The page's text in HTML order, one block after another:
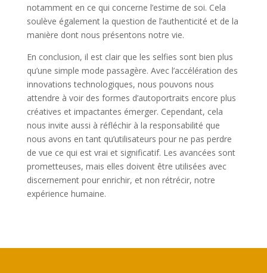
notamment en ce qui concerne l’estime de soi. Cela
soulève également la question de l’authenticité et de la
manière dont nous présentons notre vie.
En conclusion, il est clair que les selfies sont bien plus
qu’une simple mode passagère. Avec l’accélération des
innovations technologiques, nous pouvons nous
attendre à voir des formes d’autoportraits encore plus
créatives et impactantes émerger. Cependant, cela
nous invite aussi à réfléchir à la responsabilité que
nous avons en tant qu’utilisateurs pour ne pas perdre
de vue ce qui est vrai et significatif. Les avancées sont
prometteuses, mais elles doivent être utilisées avec
discernement pour enrichir, et non rétrécir, notre
expérience humaine.